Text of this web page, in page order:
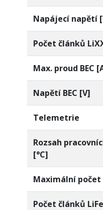
Napájecí napětí
Počet článků
Max. proud BEC
Napětí BEC [V]
Telemetrie
Rozsah
[°C]
Maximální počet
Počet článků LiFe